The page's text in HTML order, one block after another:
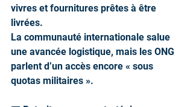
vivres et fournitures prêtes à être
livrées.
La communauté internationale salue
une avancée logistique, mais les ONG
parlent d’un accès encore « sous
quotas militaires ».